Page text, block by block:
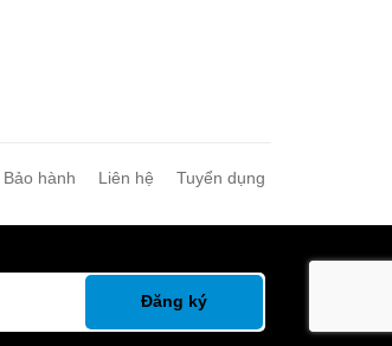
Bảo hành Liên hệ Tuyển dụng
Đăng ký